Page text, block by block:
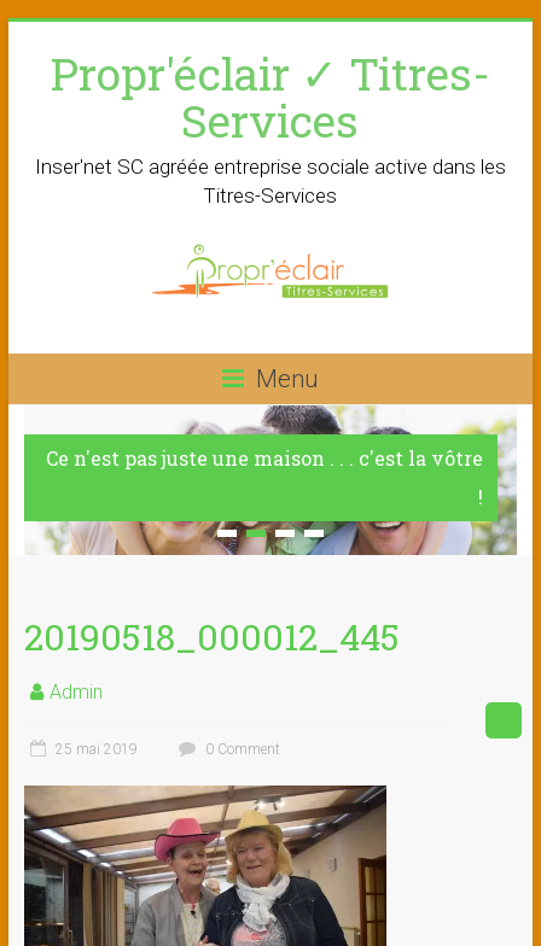
contentPropr'éclair ✓ Titres-
Services
Inser'net SC agréée entreprise sociale active dans les
Titres-Services
Menu
Ce n'est pas juste une maison . . . c'est la vôtre
!
20190518_000012_445
Admin
25 mai 2019 0 Comment